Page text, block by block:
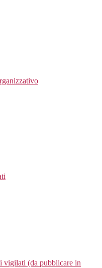
vigilati (da pubblicare in